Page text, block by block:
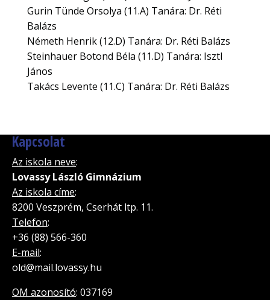
Gurin Tünde Orsolya (11.A) Tanára: Dr. Réti
Balázs
Németh Henrik (12.D) Tanára: Dr. Réti Balázs
Steinhauer Botond Béla (11.D) Tanára: Isztl
János
Takács Levente (11.C) Tanára: Dr. Réti Balázs
Kapcsolat
Az iskola neve:
Lovassy László Gimnázium
Az iskola címe:
8200 Veszprém, Cserhát ltp. 11.
Telefon:
+36 (88) 566-360
E-mail:
old@mail.lovassy.hu
OM azonosító: 037169